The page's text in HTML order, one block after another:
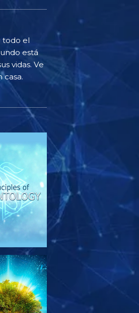
todo el
está
vidas. Ve
casa.
VE